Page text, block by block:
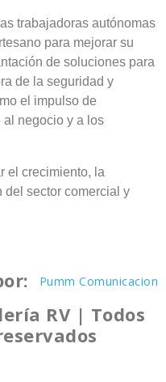
trabajadoras autónomas
para mejorar su
de soluciones para
de la seguridad y
el impulso de
negocio y a los
el crecimiento, la
sector comercial y
Pumm Comunicacion
RV | Todos